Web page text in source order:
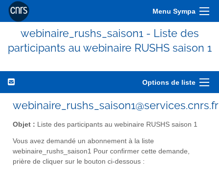
Menu Sympa
webinaire_rushs_saison1 - Liste des
participants au webinaire RUSHS saison 1
Options de liste
webinaire_rushs_saison1@services.cnrs.fr
Objet : Liste des participants au webinaire RUSHS saison 1
Vous avez demandé un abonnement à la liste
webinaire_rushs_saison1 Pour confirmer cette demande,
prière de cliquer sur le bouton ci-dessous :